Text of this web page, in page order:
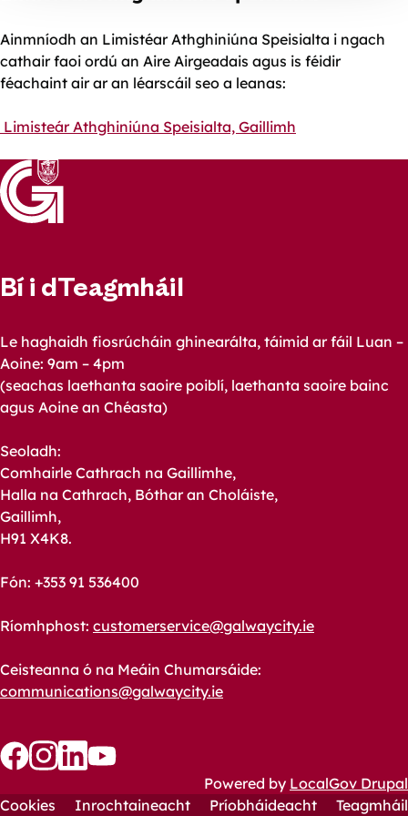
Ainmníodh an Limistéar Athghiniúna Speisialta i ngach
cathair faoi ordú an Aire Airgeadais agus is féidir
féachaint air ar an léarscáil seo a leanas:
Limisteár Athghiniúna Speisialta, Gaillimh
Bí i dTeagmháil
Le haghaidh fiosrúcháin ghinearálta, táimid ar fáil Luan –
Aoine: 9am – 4pm
(seachas laethanta saoire poiblí, laethanta saoire bainc
agus Aoine an Chéasta)
Seoladh:
Comhairle Cathrach na Gaillimhe,
Halla na Cathrach, Bóthar an Choláiste,
Gaillimh,
H91 X4K8.
Fón: +353 91 536400
Ríomhphost: customerservice@galwaycity.ie
Ceisteanna ó na Meáin Chumarsáide:
communications@galwaycity.ie
us
us
us
Powered by LocalGov Drupal
Cookies Inrochtaineacht Príobháideacht Teagmháil